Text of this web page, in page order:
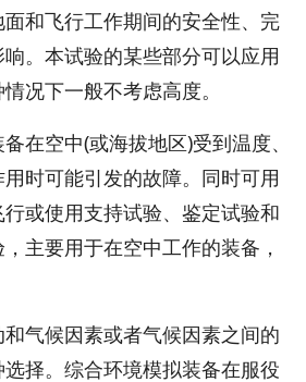
和飞行工作期间的安全性、完
。本试验的某些部分可以应用
况下一般不考虑高度。
空中(或海拔地区)受到温度、
时可能引发的故障。同时可用
或使用支持试验、鉴定试验和
主要用于在空中工作的装备，
气候因素或者气候因素之间的
择。综合环境模拟装备在服役